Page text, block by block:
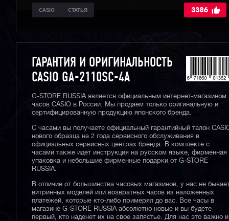
CASIO СТАТЬЯ 3386
ГАРАНТИЯ И ОРИГИНАЛЬНОСТЬ
CASIO GA-2110SC-4A
G-STORE RUSSIA является официальным интернет-магазином
часов CASIO в России. Мы продаем только оригинальную и
сертифицированную продукцию японского бренда.
С часами вы получаете официальный гарантийный талон
нового образца на 2 года сервисного обслуживания в
официальных сервисных центрах бренда. В комплекте с
часами также идет инструкция на русском языке, фирменная
упаковка и небольшие фирменные подарки от G-STORE
RUSSIA.
В отличие от большинства часовых магазинов, у нас не
витринных моделей или возвратных часов из наложенных
платежей, которые кто-либо примерял до вас. Все часы в
магазине G-STORE RUSSIA абсолютно новые и вы будете
первый, кто наденет их на свое запястье. Для нас это важно и